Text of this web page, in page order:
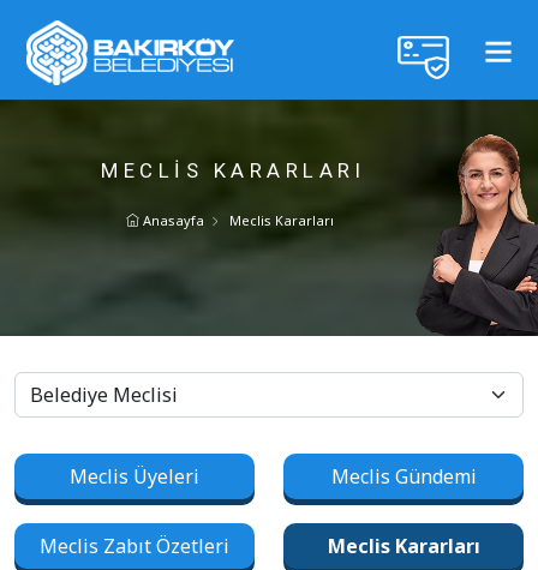
MECLIS KARARLARI
Anasayfa Meclis Kararları
Meclis Üyeleri Meclis Gündemi
Meclis Zabıt Özetleri Meclis Kararları